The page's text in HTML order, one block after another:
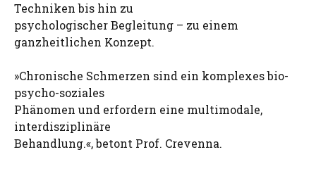
Techniken bis hin zu
psychologischer Begleitung – zu einem
ganzheitlichen Konzept.
»Chronische Schmerzen sind ein komplexes bio-
psycho-soziales
Phänomen und erfordern eine multimodale,
interdisziplinäre
Behandlung.«, betont Prof. Crevenna.